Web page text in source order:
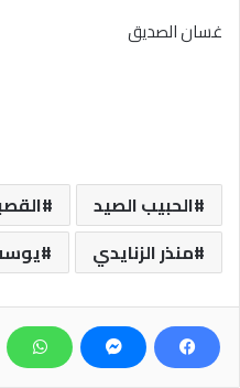
غسان الصديق
الحبيب الصيد
منذر الزنايدي